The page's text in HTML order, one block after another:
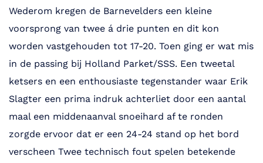
Wederom kregen de Barnevelders een kleine
voorsprong van twee á drie punten en dit kon
worden vastgehouden tot 17-20. Toen ging er wat mis
in de passing bij Holland Parket/SSS. Een tweetal
ketsers en een enthousiaste tegenstander waar Erik
Slagter een prima indruk achterliet door een aantal
maal een middenaanval snoeihard af te ronden
zorgde ervoor dat er een 24-24 stand op het bord
verscheen Twee technisch fout spelen betekende